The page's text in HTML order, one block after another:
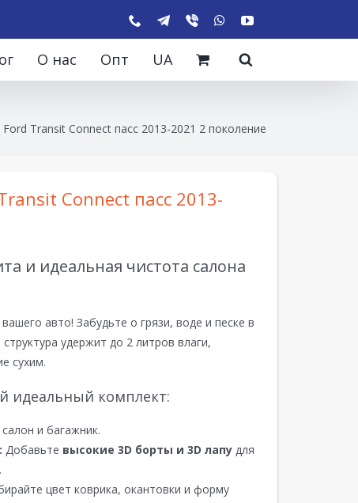
О нас Опт UA
Ford Transit Connect пасс 2013-2021 2 поколение
Connect пасс 2013-
и идеальная чистота салона
авто! Забудьте о грязи, воде и песке в
удержит до 2 литров влаги,
сухим.
идеальный комплект:
и багажник.
Добавьте высокие 3D борты и 3D лапу для
цвет коврика, окантовки и форму